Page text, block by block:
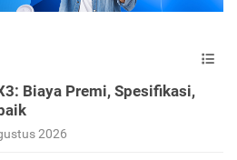
Biaya Premi, Spesifikasi,
2026